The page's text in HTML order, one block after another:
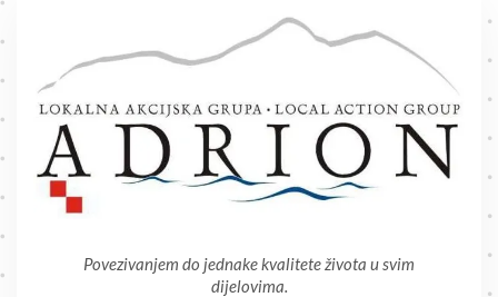
Skip
Povezivanjem do jednake kvalitete života u svim
dijelovima.